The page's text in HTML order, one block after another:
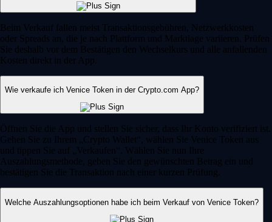
Beim Verkauf fallen meist Transaktionsgebühren, Netzwerkkosten
oder Spreads an, die je nach Plattform und Marktlage variieren. Prüfen
Sie deshalb vor dem Bestätigen den Wechselkurs und alle anfallenden
Kosten direkt in der App.
Wie verkaufe ich Venice Token in der Crypto.com App?
Öffnen Sie die App und stellen Sie sicher, dass Ihr Konto verifiziert ist.
Gehen Sie zu Ihrem „Crypto Wallet“, wählen Sie Venice Token aus
und tippen Sie auf „Verkaufen“. Wählen Sie nun Ihre
Auszahlungsmethode, geben Sie den gewünschten Betrag ein und
bestätigen Sie die Transaktion nach einer kurzen Prüfung.
Welche Auszahlungsoptionen habe ich beim Verkauf von Venice Token?